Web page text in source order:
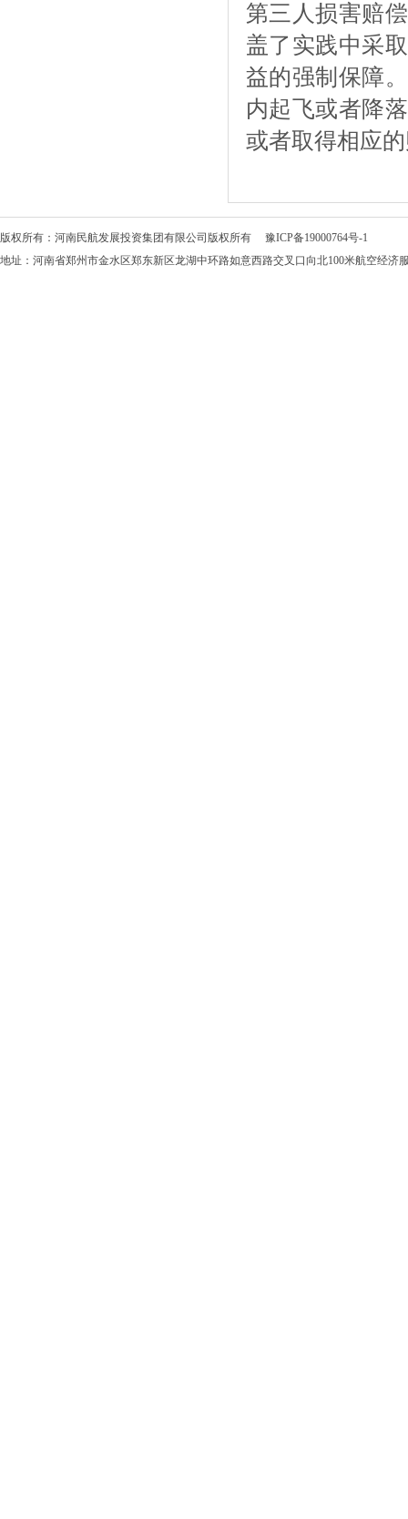
第三人损害赔
盖了实践中采
益的强制保障
内起飞或者降
或者取得相应
版权所有：河南民航发展投资集团有限公司版权所有 豫ICP备19000764号-1
地址：河南省郑州市金水区郑东新区龙湖中环路如意西路交叉口向北100米航空经济